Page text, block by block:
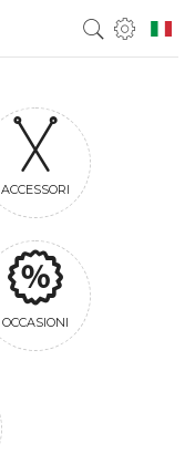
ACCESSORI
OCCASIONI